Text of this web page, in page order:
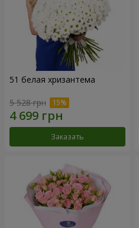
51 белая хризантема
5 528 грн
Заказать